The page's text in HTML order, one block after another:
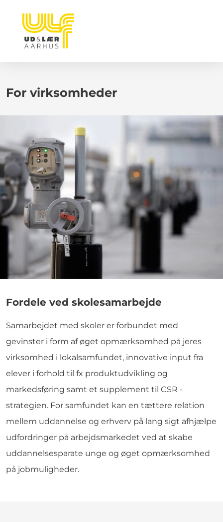
For virksomheder
Fordele ved skolesamarbejde
Samarbejdet med skoler er forbundet med
gevinster i form af øget opmærksomhed på jeres
virksomhed i lokalsamfundet, innovative input fra
elever i forhold til fx produktudvikling og
markedsføring samt et supplement til CSR -
strategien. For samfundet kan en tættere relation
mellem uddannelse og erhverv på lang sigt afhjælpe
udfordringer på arbejdsmarkedet ved at skabe
uddannelsesparate unge og øget opmærksomhed
på jobmuligheder.